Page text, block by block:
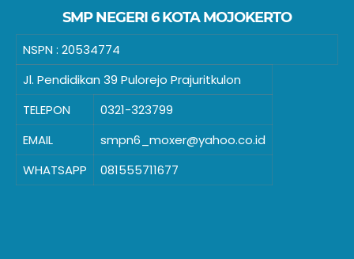
SMP NEGERI 6 KOTA MOJOKERTO
NSPN : 20534774
Jl. Pendidikan 39 Pulorejo Prajuritkulon
TELEPON
0321-323799
EMAIL
smpn6_moxer@yahoo.co.id
WHATSAPP
081555711677